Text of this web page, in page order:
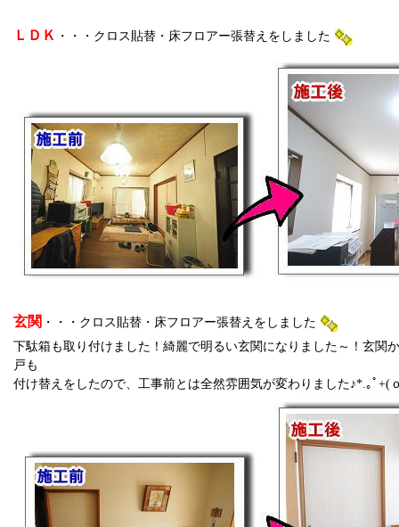
ＬＤＫ ・・・クロス貼替・床フロアー張替えをしました
玄関 ・・・クロス貼替・床フロアー張替えをしました
下駄箱も取り付けました！綺麗で明るい玄関になりました～！玄関
戸も
付け替えをしたので、工事前とは全然雰囲気が変わりました♪*.｡ﾟ+(